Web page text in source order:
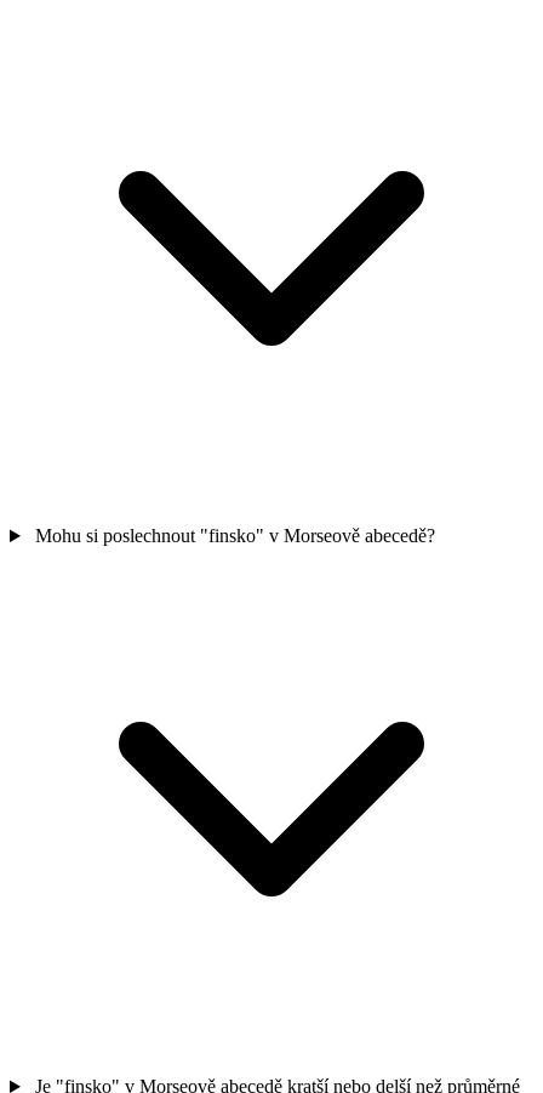
Mohu si poslechnout "finsko" v Morseově abecedě?
Je "finsko" v Morseově abecedě kratší nebo delší než průměrné